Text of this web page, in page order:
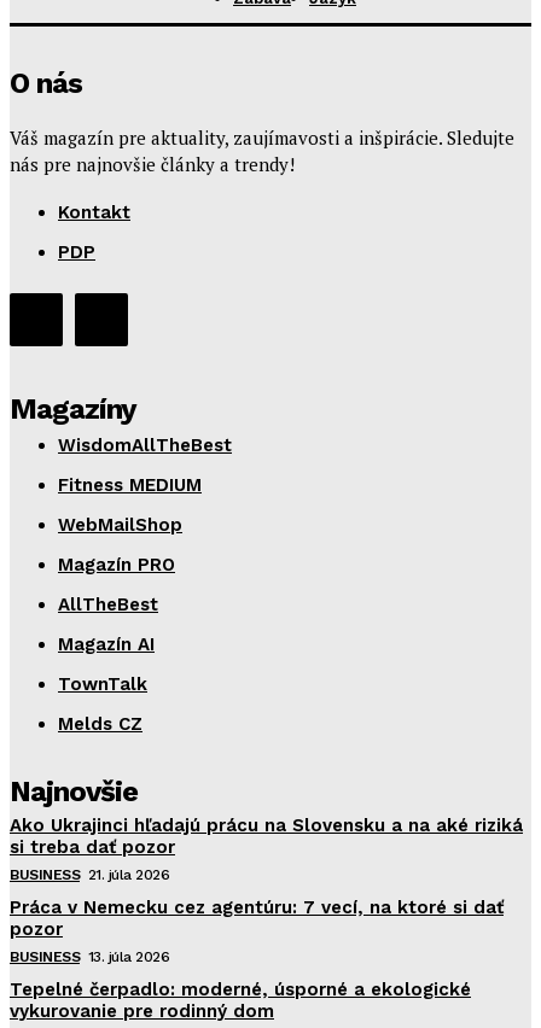
O nás
Váš magazín pre aktuality, zaujímavosti a inšpirácie. Sledujte
nás pre najnovšie články a trendy!
Kontakt
PDP
Magazíny
WisdomAllTheBest
Fitness MEDIUM
WebMailShop
Magazín PRO
AllTheBest
Magazín AI
TownTalk
Melds CZ
Najnovšie
Ako Ukrajinci hľadajú prácu na Slovensku a na aké riziká
si treba dať pozor
BUSINESS 21. júla 2026
Práca v Nemecku cez agentúru: 7 vecí, na ktoré si dať
pozor
BUSINESS 13. júla 2026
Tepelné čerpadlo: moderné, úsporné a ekologické
vykurovanie pre rodinný dom